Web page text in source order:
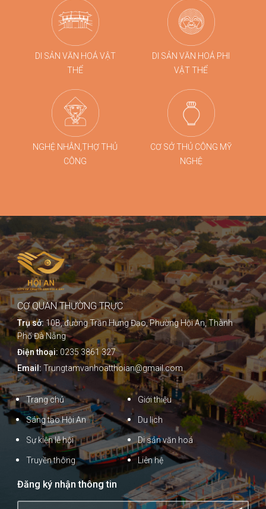
DI SẢN VĂN HOÁ VẬT
THỂ
DI SẢN VĂN HOÁ PHI
VẬT THỂ
NGHỆ NHÂN,THỢ THỦ
CÔNG
CƠ SỞ THỦ CÔNG MỸ
NGHỆ
CƠ QUAN THƯỜNG TRỰC
Trụ sở: 10B, đường Trần Hưng Đạo, Phường Hội An, Thành
Phố Đà Nẵng
Điện thoại: 0235 3861 327
Email: Trungtamvanhoatthoian@gmail.com
Trang chủ Giới thiệu
Sáng tạo Hội An Du lịch
Sự kiện lễ hội Di sản văn hoá
Truyền thông Liên hệ
Đăng ký nhận thông tin